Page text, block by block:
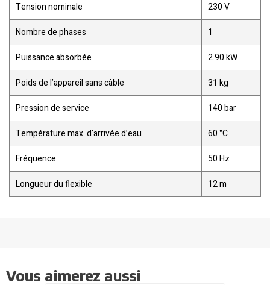
Tension nominale
230 V
Nombre de phases
1
Puissance absorbée
2.90 kW
Poids de l’appareil sans câble
31 kg
Pression de service
140 bar
Température max. d’arrivée d’eau
60 °C
Fréquence
50 Hz
Longueur du flexible
12 m
Vous aimerez aussi